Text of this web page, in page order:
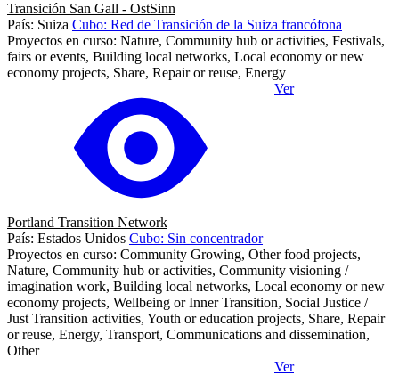
Transición San Gall - OstSinn
País: Suiza Cubo: Red de Transición de la Suiza francófona
Proyectos en curso: Nature, Community hub or activities, Festivals,
fairs or events, Building local networks, Local economy or new
economy projects, Share, Repair or reuse, Energy
Ver
Portland Transition Network
País: Estados Unidos Cubo: Sin concentrador
Proyectos en curso: Community Growing, Other food projects,
Nature, Community hub or activities, Community visioning /
imagination work, Building local networks, Local economy or new
economy projects, Wellbeing or Inner Transition, Social Justice /
Just Transition activities, Youth or education projects, Share, Repair
or reuse, Energy, Transport, Communications and dissemination,
Other
Ver